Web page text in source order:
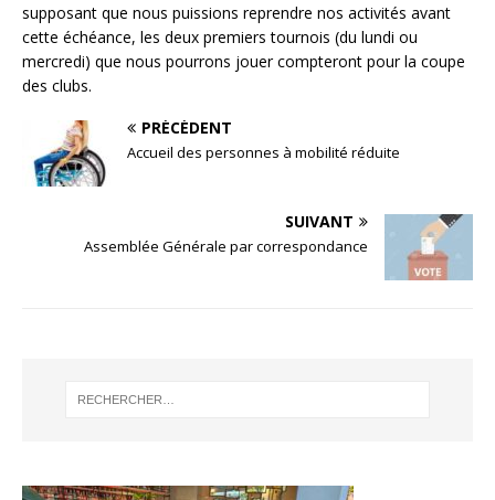
supposant que nous puissions reprendre nos activités avant
cette échéance, les deux premiers tournois (du lundi ou
mercredi) que nous pourrons jouer compteront pour la coupe
des clubs.
PRÉCÉDENT
Accueil des personnes à mobilité réduite
SUIVANT
Assemblée Générale par correspondance